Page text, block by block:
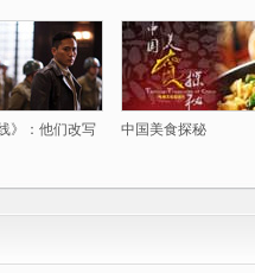
》：他们改写
中国美食探秘